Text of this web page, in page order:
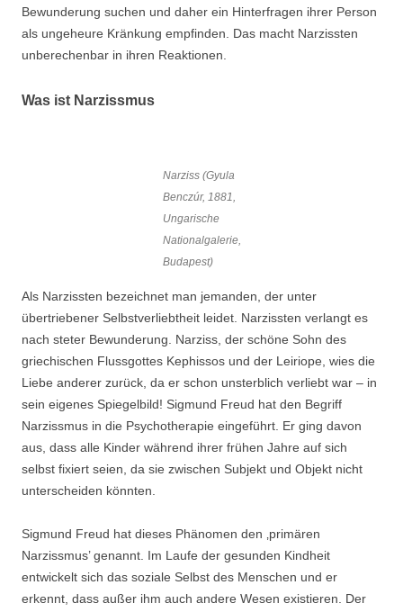
Bewunderung suchen und daher ein Hinterfragen ihrer Person
als ungeheure Kränkung empfinden. Das macht Narzissten
unberechenbar in ihren Reaktionen.
Was ist Narzissmus
Narziss (Gyula
Benczúr, 1881,
Ungarische
Nationalgalerie,
Budapest)
Als Narzissten bezeichnet man jemanden, der unter
übertriebener Selbstverliebtheit leidet. Narzissten verlangt es
nach steter Bewunderung. Narziss, der schöne Sohn des
griechischen Flussgottes Kephissos und der Leiriope, wies die
Liebe anderer zurück, da er schon unsterblich verliebt war – in
sein eigenes Spiegelbild! Sigmund Freud hat den Begriff
Narzissmus in die Psychotherapie eingeführt. Er ging davon
aus, dass alle Kinder während ihrer frühen Jahre auf sich
selbst fixiert seien, da sie zwischen Subjekt und Objekt nicht
unterscheiden könnten.
Sigmund Freud hat dieses Phänomen den ‚primären
Narzissmus’ genannt. Im Laufe der gesunden Kindheit
entwickelt sich das soziale Selbst des Menschen und er
erkennt, dass außer ihm auch andere Wesen existieren. Der